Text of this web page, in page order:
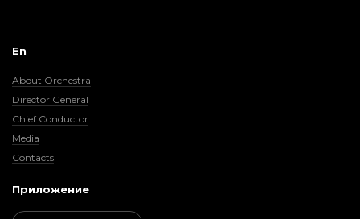
En
About Orchestra
Director General
Chief Conductor
Media
Contacts
Приложение